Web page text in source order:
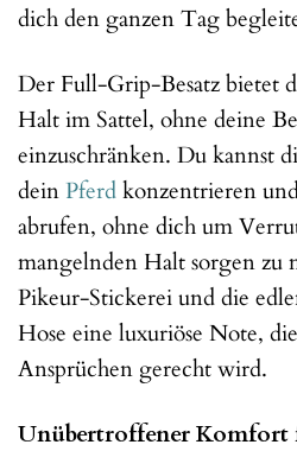
dich den ganzen Tag
Der Full-Grip-Besatz bietet
Halt im Sattel, ohne deine
einzuschränken. Du kannst
deinPferdkonzentrieren
abrufen, ohne dich um
mangelnden Halt sorgen zu
Pikeur-Stickerei und die
Hose eine luxuriöse Note,
Ansprüchen gerecht wird.
Unübertroffener Komfort